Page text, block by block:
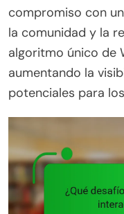
compromiso con
la comunidad y la
algoritmo único de
aumentando la
potenciales para